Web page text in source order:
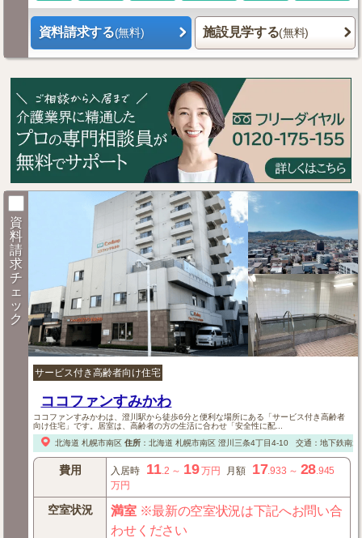
資料請求する(無料) 施設見学する(無料)
資
料
請
求
チ
ェ
ッ
ク
サービス付き高齢者向け住宅
ココファンすみかわ
ココファンすみかわは、澄川駅から徒歩6分と便利な場所にある「サービス付き高齢者
向け住宅」です。居室は、高齢者の方の生活に合わせ「安全性に配...
北海道 札幌市南区 住所： 北海道 札幌市南区澄川三条4丁目4-10 交通：地下鉄南
費用 入居時 11 .2 ～ 19万円 月額 17.933 ～ 28 .945
万円
空室状況 満室※最新の空室状況は下記へお問い合
わせください